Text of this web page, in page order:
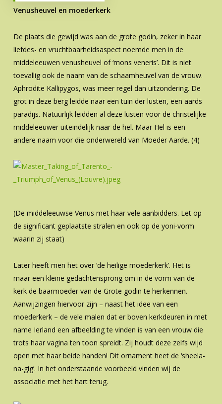
Venusheuvel en moederkerk
De plaats die gewijd was aan de grote godin, zeker in haar
liefdes- en vruchtbaarheidsaspect noemde men in de
middeleeuwen venusheuvel of ‘mons veneris’. Dit is niet
toevallig ook de naam van de schaamheuvel van de vrouw.
Aphrodite Kallipygos, was meer regel dan uitzondering. De
grot in deze berg leidde naar een tuin der lusten, een aards
paradijs. Natuurlijk leidden al deze lusten voor de christelijke
middeleeuwer uiteindelijk naar de hel. Maar Hel is een
andere naam voor die onderwereld van Moeder Aarde. (4)
(De middeleeuwse Venus met haar vele aanbidders. Let op
de significant geplaatste stralen en ook op de yoni-vorm
waarin zij staat)
Later heeft men het over ‘de heilige moederkerk’. Het is
maar een kleine gedachtensprong om in de vorm van de
kerk de baarmoeder van de Grote godin te herkennen.
Aanwijzingen hiervoor zijn – naast het idee van een
moederkerk – de vele malen dat er boven kerkdeuren in met
name Ierland een afbeelding te vinden is van een vrouw die
trots haar vagina ten toon spreidt. Zij houdt deze zelfs wijd
open met haar beide handen! Dit ornament heet de ‘sheela-
na-gig’. In het onderstaande voorbeeld vinden wij de
associatie met het hart terug.